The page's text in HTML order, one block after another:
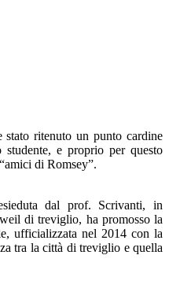
stato ritenuto un punto cardine
e proprio per questo
di Romsey”.
dal prof. Scrivanti, in
di treviglio, ha promosso la
ufficializzata nel 2014 con la
tra la città di treviglio e quella